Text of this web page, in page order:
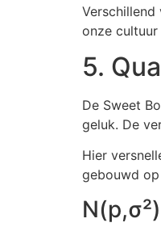
onze
5.
De Sweet
geluk. De
Hier
gebouwd